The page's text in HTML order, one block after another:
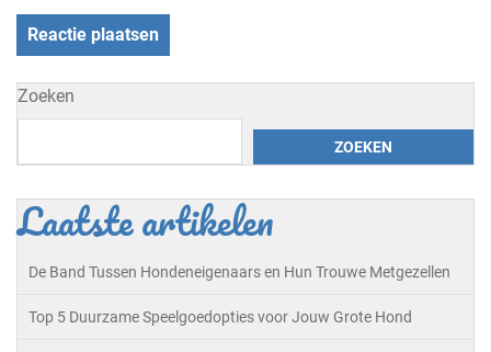
Zoeken
ZOEKEN
Laatste artikelen
De Band Tussen Hondeneigenaars en Hun Trouwe Metgezellen
Top 5 Duurzame Speelgoedopties voor Jouw Grote Hond